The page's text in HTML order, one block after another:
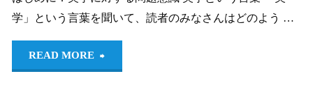
く〜"
ア
リ
学」という言葉を聞いて、読者のみなさんはどのよう …
READ MORE "＜